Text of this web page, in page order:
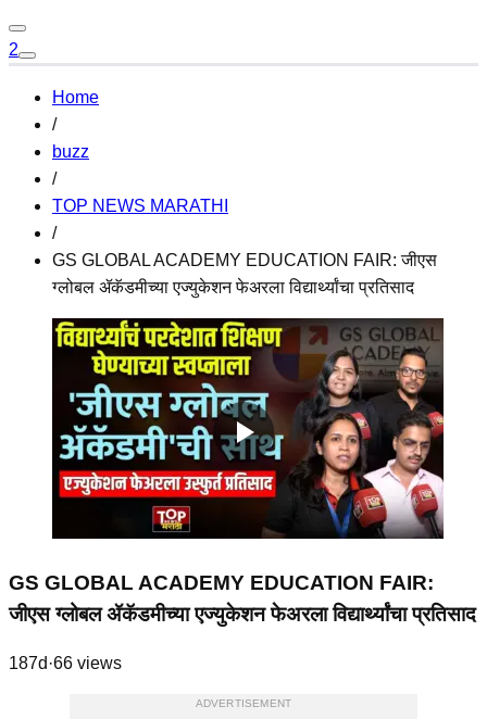
2
Home
/
buzz
/
TOP NEWS MARATHI
/
GS GLOBAL ACADEMY EDUCATION FAIR: जीएस
ग्लोबल ॲकॅडमीच्या एज्युकेशन फेअरला विद्यार्थ्यांचा प्रतिसाद
GS GLOBAL ACADEMY EDUCATION FAIR:
जीएस ग्लोबल ॲकॅडमीच्या एज्युकेशन फेअरला विद्यार्थ्यांचा प्रतिसाद
187d ·66 views
ADVERTISEMENT